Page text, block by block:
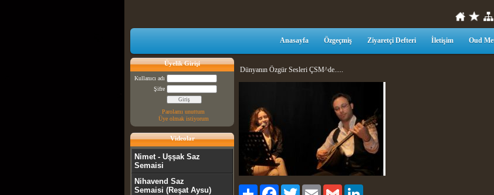
Anasayfa Özgeçmiş Ziyaretçi Defteri İletişim Oud
Üyelik Girişi
Kullanıcı adı
Şifre
Parolamı unuttum
Üye olmak istiyorum
Videolar
Nimet - Uşşak Saz
Semaisi
Nihavend Saz
Semaisi (Reşat Aysu)
Dünyanın Özgür Sesleri ÇSM^de.....
Paylaş FacebookTwitter Email Gmail